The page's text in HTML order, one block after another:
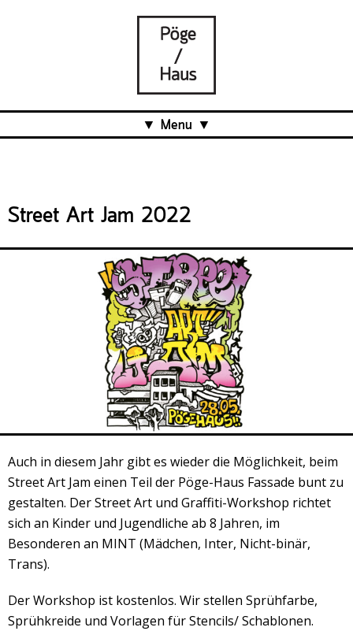
Menu
Über uns
Was ist das Pöge-Haus?
Team
Organisation
Mitarbeit
Veranstaltungsrückblick
Kontakt und Anfahrt
Datenschutz
#4696 (no title)
Presse/Newsletter
Street Art Jam 2022
Auch in diesem Jahr gibt es wieder die Möglichkeit, beim
Street Art Jam einen Teil der Pöge-Haus Fassade bunt zu
gestalten. Der Street Art und Graffiti-Workshop richtet
sich an Kinder und Jugendliche ab 8 Jahren, im
Besonderen an MINT (Mädchen, Inter, Nicht-binär,
Trans).
Der Workshop ist kostenlos. Wir stellen Sprühfarbe,
Sprühkreide und Vorlagen für Stencils/ Schablonen.